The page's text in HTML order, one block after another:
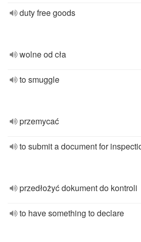
duty free goods
wolne od cła
to smuggle
przemycać
to submit a document for
przedłożyć dokument do kontroli
to have something to declare